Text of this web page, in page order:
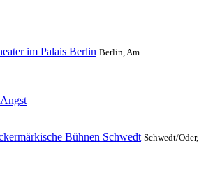
im Palais Berlin Berlin, Am
Bühnen Schwedt Schwedt/Oder,